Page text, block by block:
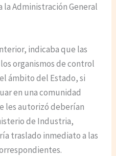
Administración General
indicaba que las
organismos de control
ámbito del Estado, si
en una comunidad
les autorizó deberían
de Industria,
traslado inmediato a las